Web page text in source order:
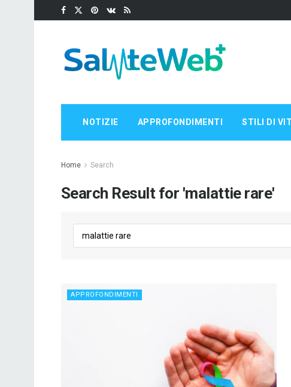
NOTIZIE APPROFONDIMENTI STILI DI
Home Search
Search Result for 'malattie rare'
APPROFONDIMENTI